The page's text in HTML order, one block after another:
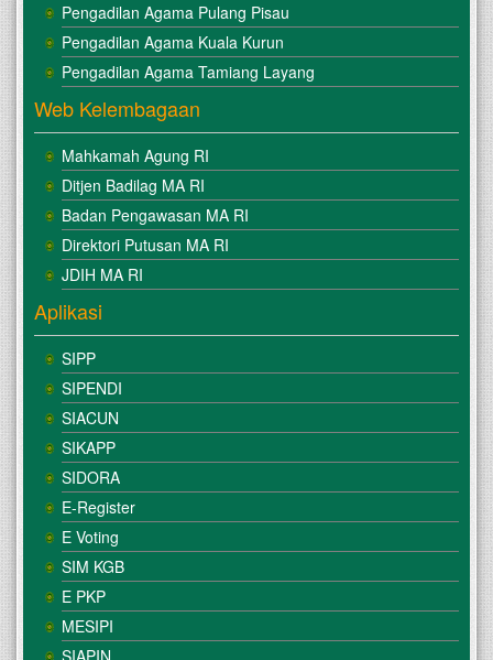
Pengadilan Agama Pulang Pisau
Pengadilan Agama Kuala Kurun
Pengadilan Agama Tamiang Layang
Web Kelembagaan
Mahkamah Agung RI
Ditjen Badilag MA RI
Badan Pengawasan MA RI
Direktori Putusan MA RI
JDIH MA RI
Aplikasi
SIPP
SIPENDI
SIACUN
SIKAPP
SIDORA
E-Register
E Voting
SIM KGB
E PKP
MESIPI